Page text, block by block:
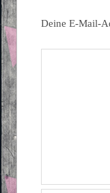
Deine E-Mail-